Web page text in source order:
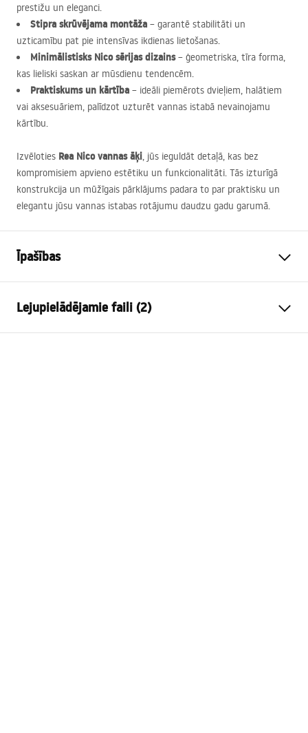
prestižu un eleganci.
Stipra skrūvējama montāža – garantē stabilitāti un
uzticamību pat pie intensīvas ikdienas lietošanas.
Minimālistisks Nico sērijas dizains– ģeometriska, tīra forma,
kas lieliski saskan ar mūsdienu tendencēm.
Praktiskums un kārtība – ideāli piemērots dvieļiem, halātiem
vai aksesuāriem, palīdzot uzturēt vannas istabā nevainojamu
kārtību.
Izvēloties Rea Nico vannas āķi, jūs ieguldāt detaļā, kas bez
kompromisiem apvieno estētiku un funkcionalitāti. Tās izturīgā
konstrukcija un mūžīgais pārklājums padara to par praktisku un
elegantu jūsu vannas istabas rotājumu daudzu gadu garumā.
Īpašības
Materiāls
Uzstādīšanas veids
Pieskrūvējams
Lejupielādējamie faili (2)